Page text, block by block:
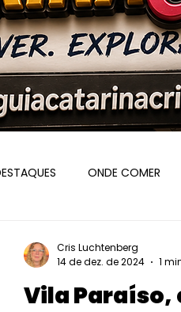
ONDE COMER
Vila Paraíso,
Cris Luchtenberg
14 de dez. de 2024
1